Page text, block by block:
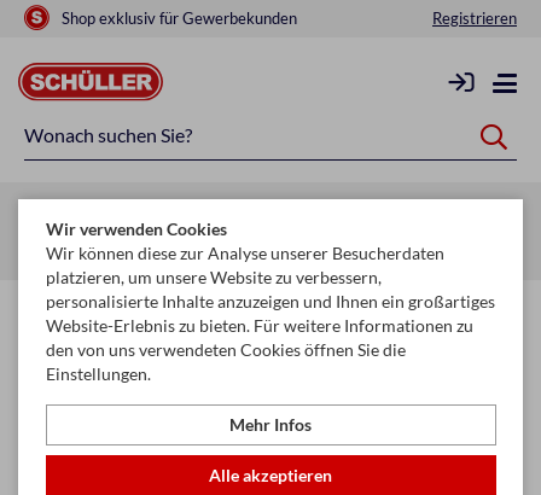
Shop exklusiv für Gewerbekunden Registrieren
Startseite Raucherbedarf Raucherzubehör Zigarettenfilter
Wir verwenden Cookies
Wir können diese zur Analyse unserer Besucherdaten
platzieren, um unsere Website zu verbessern,
personalisierte Inhalte anzuzeigen und Ihnen ein großartiges
Website-Erlebnis zu bieten. Für weitere Informationen zu
den von uns verwendeten Cookies öffnen Sie die
Einstellungen.
Mehr Infos
Alle akzeptieren